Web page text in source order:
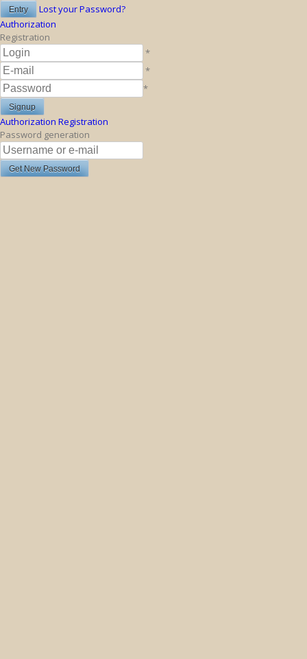
Lost your Password?
Authorization
Registration
*
*
*
Authorization Registration
Password generation